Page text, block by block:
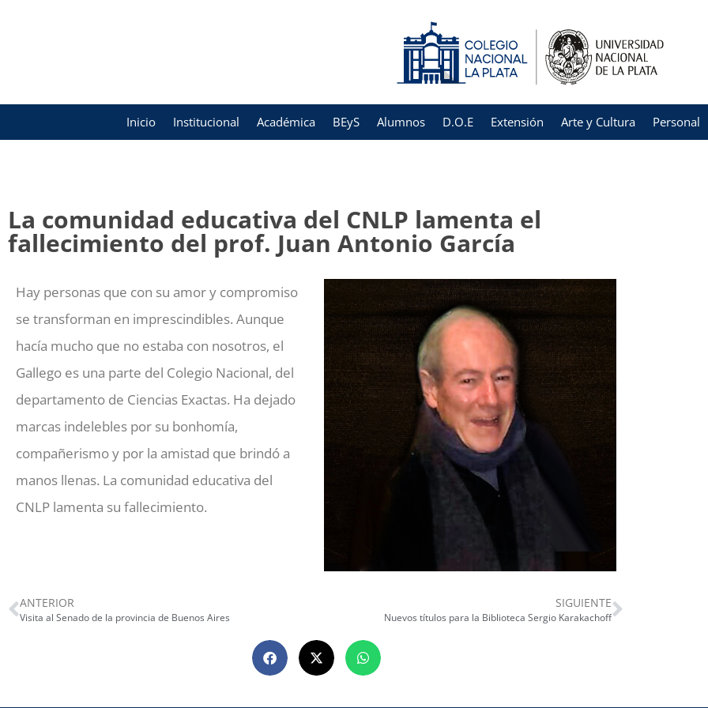
Inicio Institucional Académica BEyS Alumnos D.O.E Extensión Arte y Cultura Personal
La comunidad educativa del CNLP lamenta el
fallecimiento del prof. Juan Antonio García
Hay personas que con su amor y compromiso
se transforman en imprescindibles. Aunque
hacía mucho que no estaba con nosotros, el
Gallego es una parte del Colegio Nacional, del
departamento de Ciencias Exactas. Ha dejado
marcas indelebles por su bonhomía,
compañerismo y por la amistad que brindó a
manos llenas. La comunidad educativa del
CNLP lamenta su fallecimiento.
ANTERIOR
Visita al Senado de la provincia de Buenos Aires
SIGUIENTE
Nuevos títulos para la Biblioteca Sergio Karakachoff